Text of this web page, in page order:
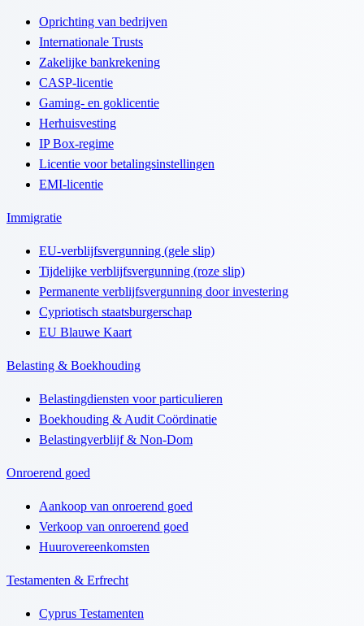
Oprichting van bedrijven
Internationale Trusts
Zakelijke bankrekening
CASP-licentie
Gaming- en goklicentie
Herhuisvesting
IP Box-regime
Licentie voor betalingsinstellingen
EMI-licentie
Immigratie
EU-verblijfsvergunning (gele slip)
Tijdelijke verblijfsvergunning (roze slip)
Permanente verblijfsvergunning door investering
Cypriotisch staatsburgerschap
EU Blauwe Kaart
Belasting & Boekhouding
Belastingdiensten voor particulieren
Boekhouding & Audit Coördinatie
Belastingverblijf & Non-Dom
Onroerend goed
Aankoop van onroerend goed
Verkoop van onroerend goed
Huurovereenkomsten
Testamenten & Erfrecht
Cyprus Testamenten